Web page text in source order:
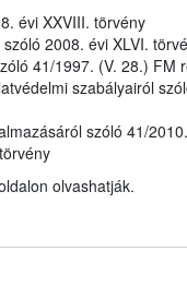
évi XXVIII. törvény
2008. évi XLVI.
41/1997. (V. 28.) FM
szabályairól
szóló 41/
olvashatják.